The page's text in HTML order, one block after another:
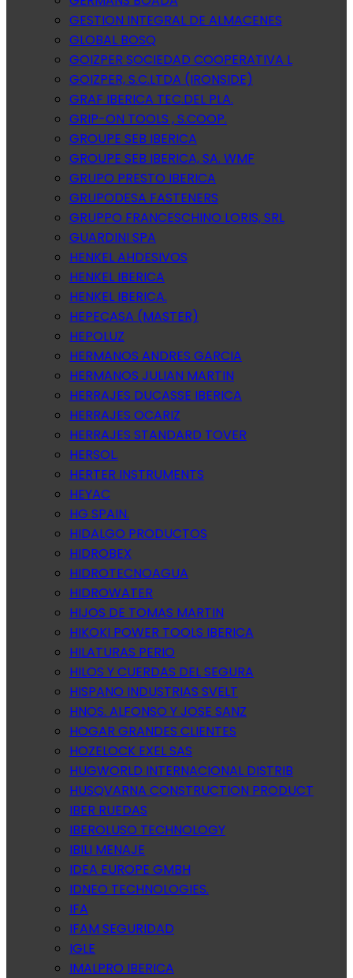
GESTION INTEGRAL DE ALMACENES
GLOBAL BOSQ
GOIZPER SOCIEDAD COOPERATIVA L
GOIZPER, S.C.LTDA (IRONSIDE)
GRAF IBERICA TEC.DEL PLA.
GRIP-ON TOOLS , S.COOP.
GROUPE SEB IBERICA
GROUPE SEB IBERICA, SA. WMF
GRUPO PRESTO IBERICA
GRUPODESA FASTENERS
GRUPPO FRANCESCHINO LORIS, SRL
GUARDINI SPA
HENKEL AHDESIVOS
HENKEL IBERICA
HENKEL IBERICA.
HEPECASA (MASTER)
HEPOLUZ
HERMANOS ANDRES GARCIA
HERMANOS JULIAN MARTIN
HERRAJES DUCASSE IBERICA
HERRAJES OCARIZ
HERRAJES STANDARD TOVER
HERSOL.
HERTER INSTRUMENTS
HEYAC
HG SPAIN.
HIDALGO PRODUCTOS
HIDROBEX
HIDROTECNOAGUA
HIDROWATER
HIJOS DE TOMAS MARTIN
HIKOKI POWER TOOLS IBERICA
HILATURAS PERIO
HILOS Y CUERDAS DEL SEGURA
HISPANO INDUSTRIAS SVELT
HNOS. ALFONSO Y JOSE SANZ
HOGAR GRANDES CLIENTES
HOZELOCK EXEL SAS
HUGWORLD INTERNACIONAL DISTRIB
HUSQVARNA CONSTRUCTION PRODUCT
IBER RUEDAS
IBEROLUSO TECHNOLOGY
IBILI MENAJE
IDEA EUROPE GMBH
IDNEO TECHNOLOGIES.
IFA
IFAM SEGURIDAD
IGLE
IMALPRO IBERICA